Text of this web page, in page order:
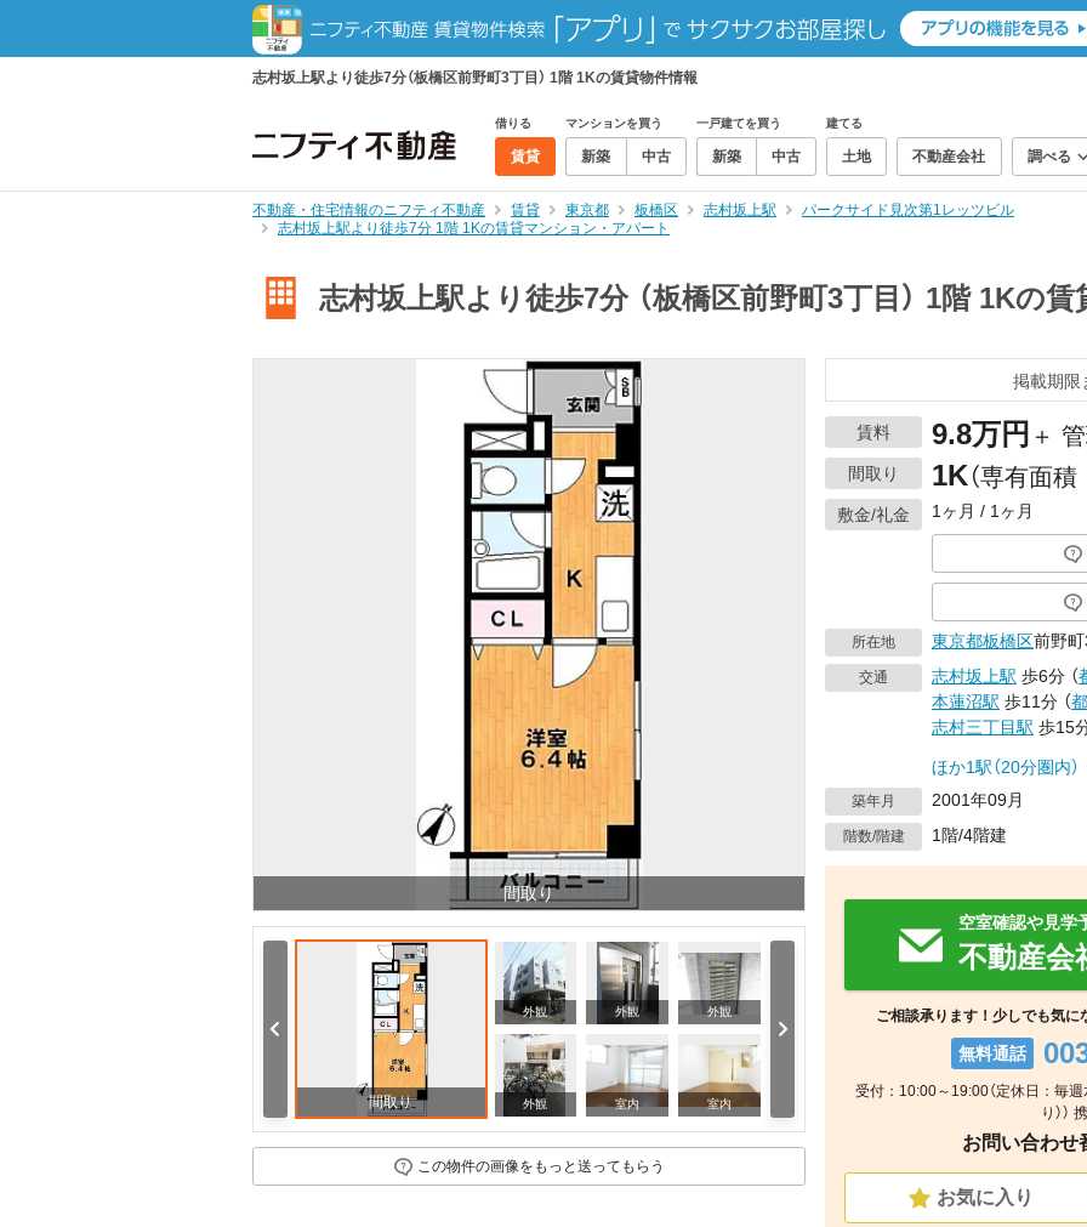
志村坂上駅より徒歩7分（板橋区前野町3丁目） 1階 1Kの賃貸物件情報
借りる
賃貸
マンションを買う
新築 中古
一戸建てを買う
新築 中古
建てる
土地 不動産会社 調べる
不動産・住宅情報のニフティ不動産 賃貸 東京都 板橋区 志村坂上駅
パークサイド見次第1レッツビル
志村坂上駅より徒歩7分 1階 1Kの賃貸マンション・アパート
志村坂上駅より徒歩7分 （板橋区前野町3丁目） 1階 1Kの賃
間取り
間取り
外観 外観 外観
外観 室内 室内
この物件の画像をもっと送ってもらう
掲載期限
賃料 9.8万円 ＋
間取り 1K（専有面積
敷金/礼金 1ヶ月 / 1ヶ月
所在地 東京都板橋区前野町
交通 志村坂上駅 歩6分 （
本蓮沼駅 歩11分 （
志村三丁目駅 歩15
ほか1駅（20分圏内）
築年月 2001年09月
階数/階建 1階/4階建
空室確認や見学
不動産会
ご相談承ります！少しでも気に
無料通話
受付：10:00～19:00（定休日：毎
り））
お問い合わせ
お気に入り